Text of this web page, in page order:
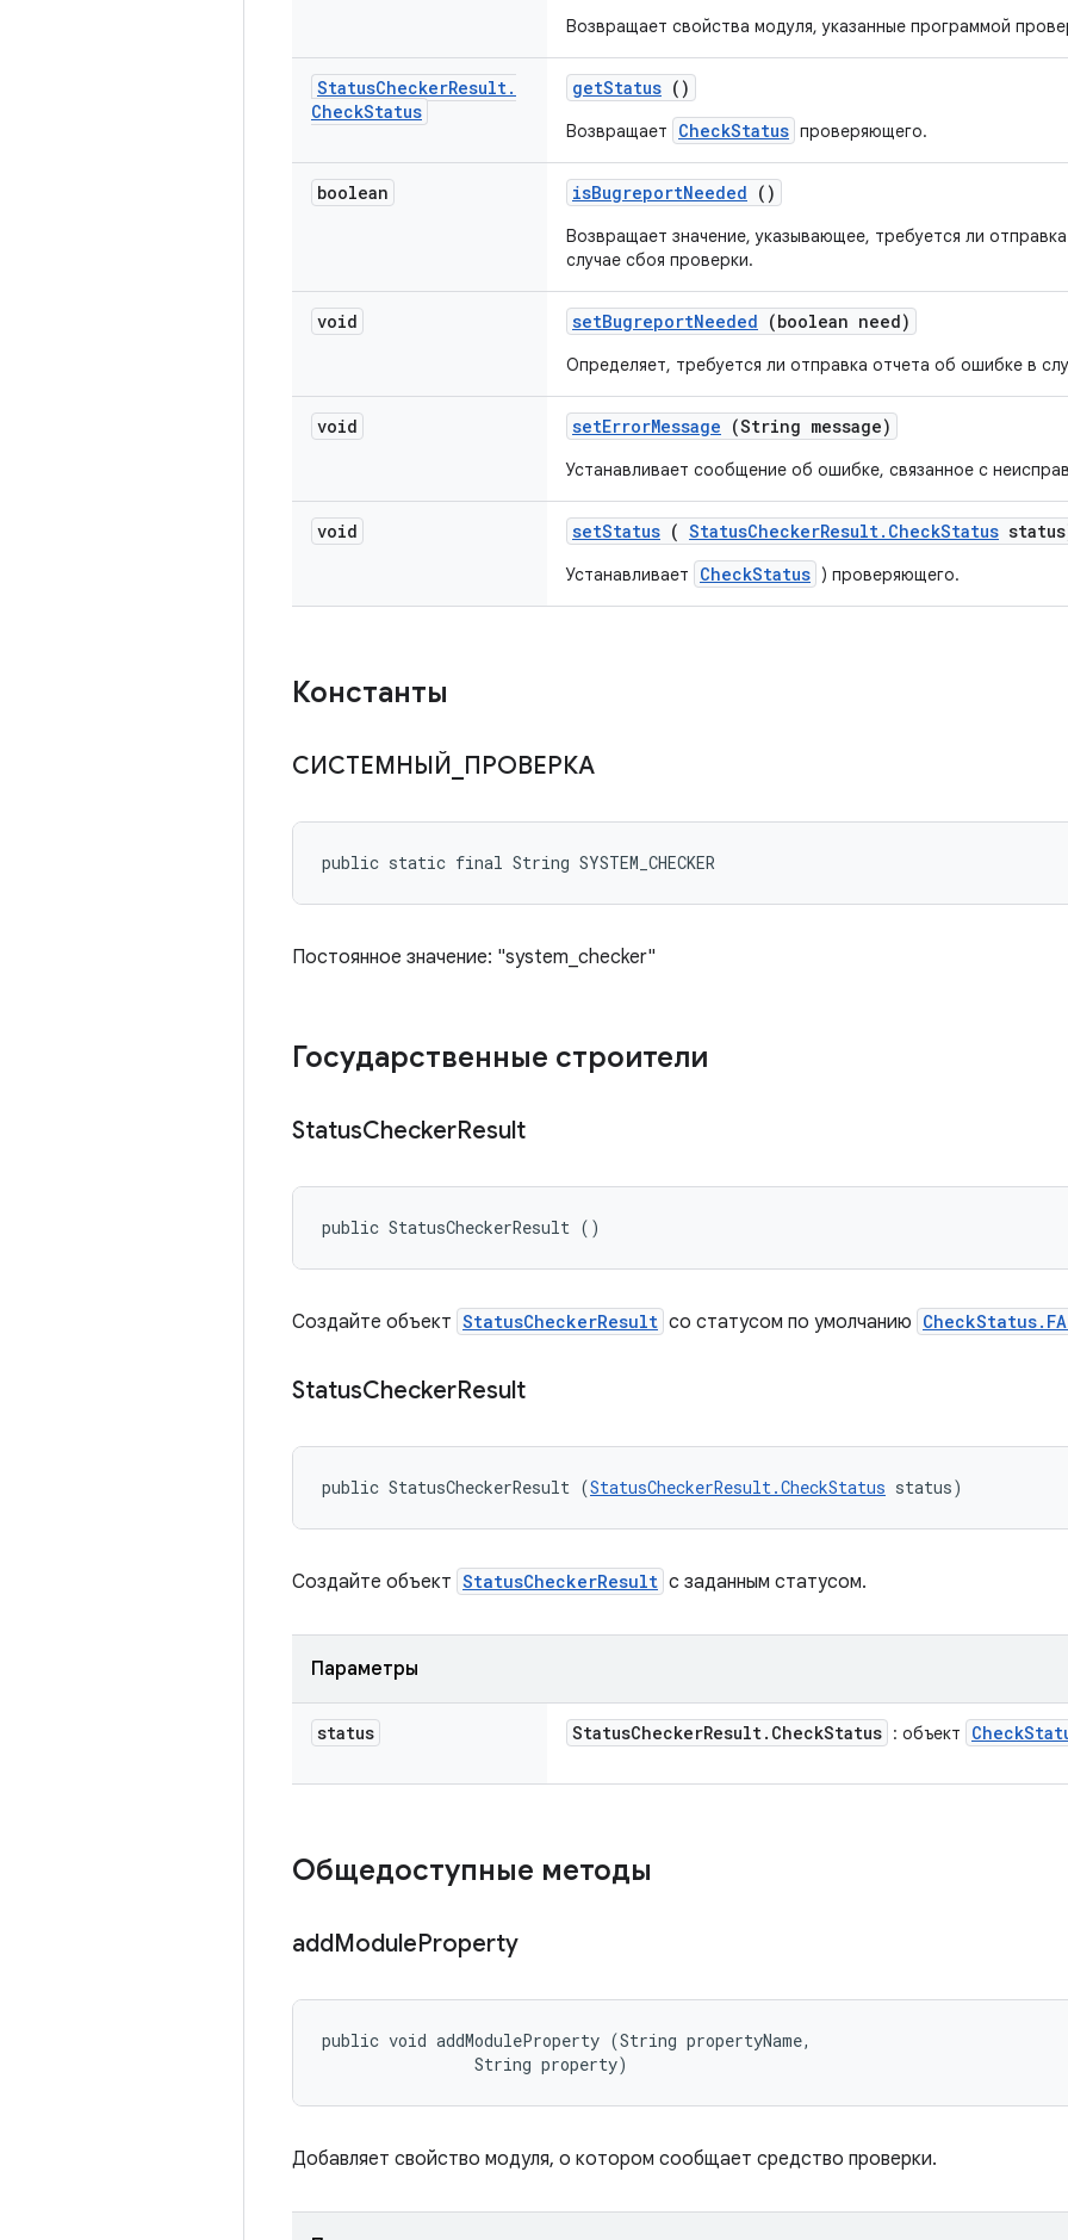
Возвращает свойства модуля, указанные программой
StatusCheckerResult.
CheckStatus
getStatus ()
Возвращает CheckStatus проверяющего.
boolean isBugreportNeeded ()
Возвращает значение, указывающее, требуется ли
случае сбоя проверки.
void setBugreportNeeded (boolean need)
Определяет, требуется ли отправка отчета об ошибке в
void setErrorMessage (String message)
Устанавливает сообщение об ошибке, связанное с
void setStatus ( StatusCheckerResult. CheckStatus
Устанавливает CheckStatus ) проверяющего.
Константы
СИСТЕМНЫЙ ПРОВЕРКА
public static final String SYSTEM_CHECKER
Постоянное значение: "system_checker"
Государственные строители
StatusCheckerResult
public StatusCheckerResult ()
Создайте объект StatusCheckerResult со статусом по умолчанию
StatusCheckerResult
public StatusCheckerResult (StatusCheckerResult.CheckStatus status)
Создайте объект StatusCheckerResult с заданным статусом.
Параметры
status StatusCheckerResult. CheckStatus : объект Check
Общедоступные методы
addModuleProperty
public void addModuleProperty (String propertyName,
                String property)
Добавляет свойство модуля, о котором сообщает средство проверки.